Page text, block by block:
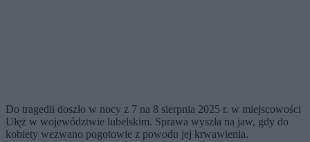
Do tragedii doszło w nocy z 7 na 8 sierpnia 2025 r. w miejscowości
Ułęż w województwie lubelskim. Sprawa wyszła na jaw, gdy do
kobiety wezwano pogotowie z powodu jej krwawienia.